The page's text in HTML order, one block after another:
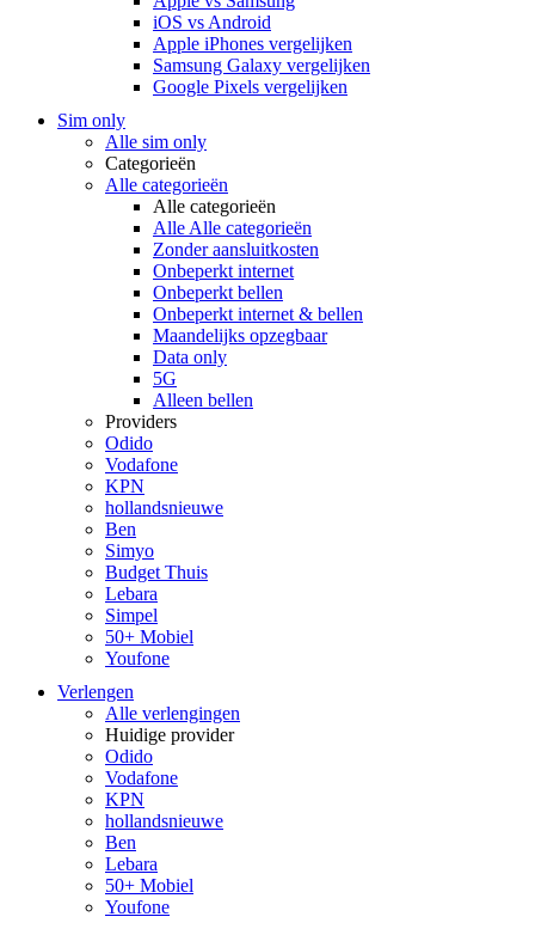
iOS vs Android
Apple iPhones vergelijken
Samsung Galaxy vergelijken
Google Pixels vergelijken
Sim only
Alle sim only
Categorieën
Alle categorieën
Alle categorieën
Alle Alle categorieën
Zonder aansluitkosten
Onbeperkt internet
Onbeperkt bellen
Onbeperkt internet & bellen
Maandelijks opzegbaar
Data only
5G
Alleen bellen
Providers
Odido
Vodafone
KPN
hollandsnieuwe
Ben
Simyo
Budget Thuis
Lebara
Simpel
50+ Mobiel
Youfone
Verlengen
Alle verlengingen
Huidige provider
Odido
Vodafone
KPN
hollandsnieuwe
Ben
Lebara
50+ Mobiel
Youfone